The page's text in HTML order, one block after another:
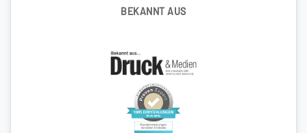
BEKANNT AUS